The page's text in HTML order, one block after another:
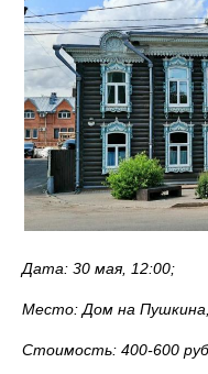
Дата: 30 мая, 12:00;
Место: Дом на
Стоимость: 400-600